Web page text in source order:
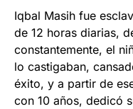
Iqbal Masih fue
de 12 horas diarias,
constantemente, el
lo castigaban,
éxito, y a partir de
con 10 años, dedicó